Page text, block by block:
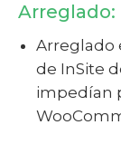
Arreglado:
Arreglado
de InSite
impedían